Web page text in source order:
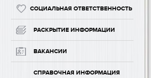
СОЦИАЛЬНАЯ ОТВЕТСТВЕННОСТЬ
РАСКРЫТИЕ ИНФОРМАЦИИ
ВАКАНСИИ
СПРАВОЧНАЯ ИНФОРМАЦИЯ